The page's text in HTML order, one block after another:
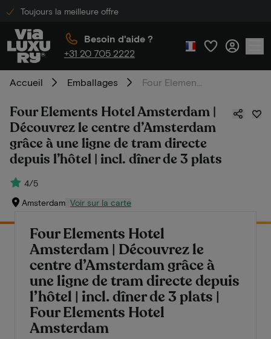
Toujours la meilleure offre
Besoin d'aide ?
+31 20 705 2222
Accueil Emballages
Four Elements Hotel Amsterdam |
Découvrez le centre d’Amsterdam
grâce à une ligne de tram directe
depuis l’hôtel | incl. dîner de 3 plats
4/5
Amsterdam Voir sur la carte
Four Elements Hotel
Amsterdam | Découvrez le
centre d’Amsterdam grâce à
une ligne de tram directe depuis
l’hôtel | incl. dîner de 3 plats |
Four Elements Hotel
Amsterdam